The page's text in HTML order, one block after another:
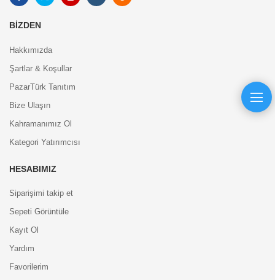
BIZDEN
Hakkımızda
Şartlar & Koşullar
PazarTürk Tanıtım
Bize Ulaşın
Kahramanımız Ol
Kategori Yatırımcısı
HESABIMIZ
Siparişimi takip et
Sepeti Görüntüle
Kayıt Ol
Yardım
Favorilerim